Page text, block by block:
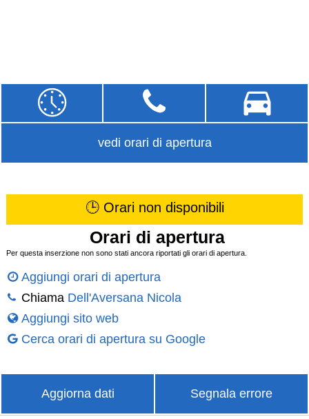
vedi orari di apertura
🕒 Orari non disponibili
Orari di apertura
Per questa inserzione non sono stati ancora riportati gli orari di apertura.
Aggiungi orari di apertura
Chiama Dell'Aversana Nicola
Aggiungi sito web
Cerca orari di apertura su Google
Aggiorna dati Segnala errore